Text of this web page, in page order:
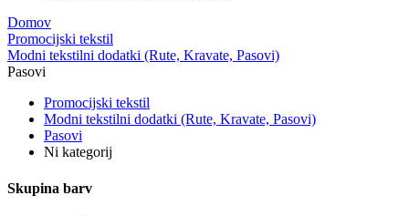
Domov
Promocijski tekstil
Modni tekstilni dodatki (Rute, Kravate, Pasovi)
Pasovi
Promocijski tekstil
Modni tekstilni dodatki (Rute, Kravate, Pasovi)
Pasovi
Ni kategorij
Skupina barv